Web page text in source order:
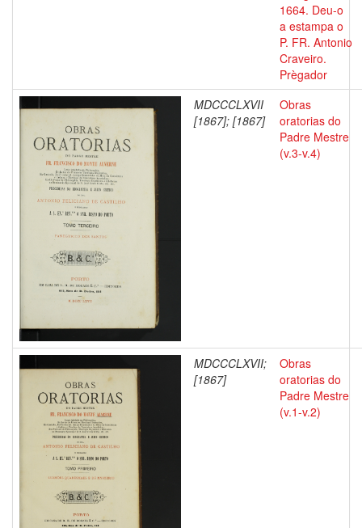
1664. Deu-o
a estampa o
P. FR. Antonio
Craveiro.
Prègador
MDCCCLXVII
[1867]; [1867]
Obras
oratorias do
Padre Mestre
(v.3-v.4)
MDCCCLXVII;
[1867]
Obras
oratorias do
Padre Mestre
(v.1-v.2)